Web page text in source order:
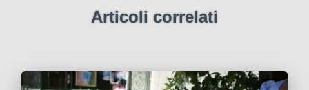
Articoli correlati